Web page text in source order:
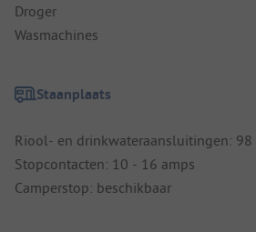
Droger
Wasmachines
Staanplaats
Riool- en drinkwateraansluitingen: 98
Stopcontacten: 10 - 16 amps
Camperstop: beschikbaar